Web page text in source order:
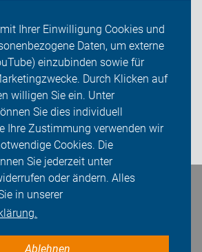
Ihrer Einwilligung Cookies und
Daten, um externe
einzubinden sowie für
Durch Klicken auf
willigen Sie ein. Unter
Sie dies individuell
Ihre Zustimmung verwenden wir
Cookies. Die
Sie jederzeit unter
oder ändern. Alles
in unserer
Ablehnen